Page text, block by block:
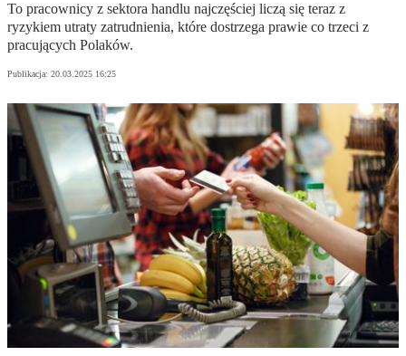
To pracownicy z sektora handlu najczęściej liczą się teraz z
ryzykiem utraty zatrudnienia, które dostrzega prawie co trzeci z
pracujących Polaków.
Publikacja: 20.03.2025 16:25